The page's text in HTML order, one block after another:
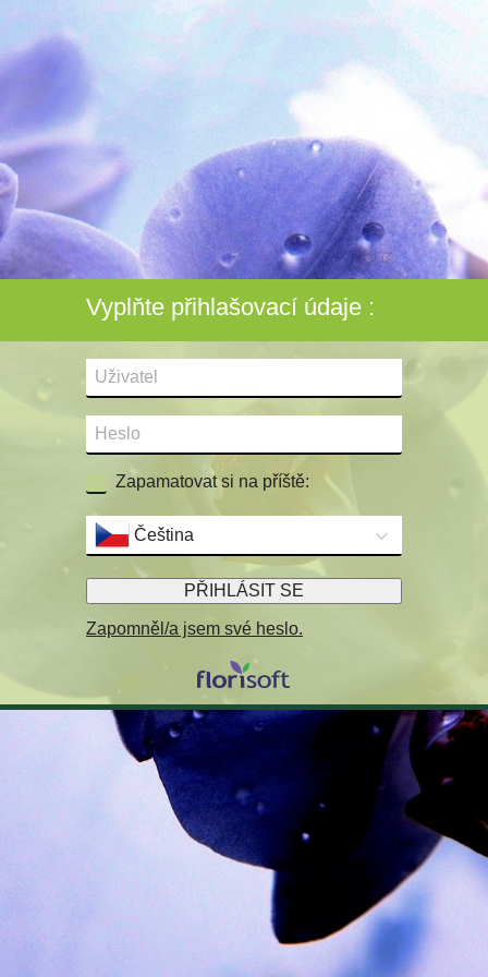
Vyplňte přihlašovací údaje :
Zapamatovat si na příště:
Čeština
PŘIHLÁSIT SE
Zapomněl/a jsem své heslo.